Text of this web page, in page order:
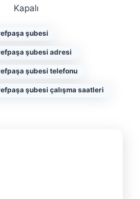
Kapalı
şubesi
şubesi adresi
şubesi telefonu
şubesi çalışma saatleri